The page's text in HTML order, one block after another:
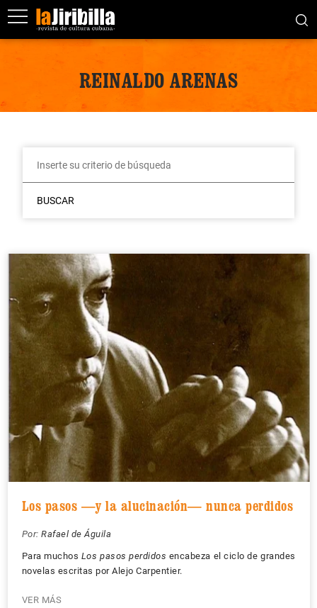
REINALDO ARENAS
BUSCAR
Los pasos —y la alucinación— nunca perdidos
Por: Rafael de Águila
Para muchos Los pasos perdidos encabeza el ciclo de grandes
novelas escritas por Alejo Carpentier.
VER MÁS